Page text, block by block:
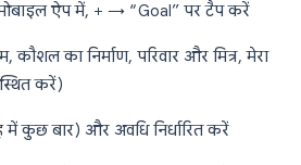
ऐप में, + → “Goal” पर टैप करें
कौशल का निर्माण, परिवार और मित्र, मेरा
करें)
में कुछ बार) और अवधि निर्धारित करें